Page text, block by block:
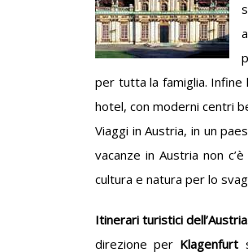
per tutta la famiglia.
hotel, con moderni centri
Viaggi in Austria, in un
vacanze in Austria non
cultura e natura per lo
Itinerari turistici
direzione per Klagenfurt